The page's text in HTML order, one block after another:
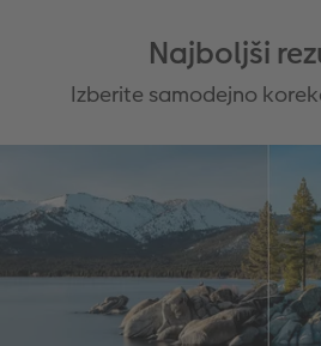
Najboljši
Izberite samodejno